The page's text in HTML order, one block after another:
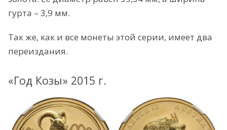
гурта – 3,9 мм.
Так же, как и все монеты этой серии, имеет два
переиздания.
«Год Козы» 2015 г.